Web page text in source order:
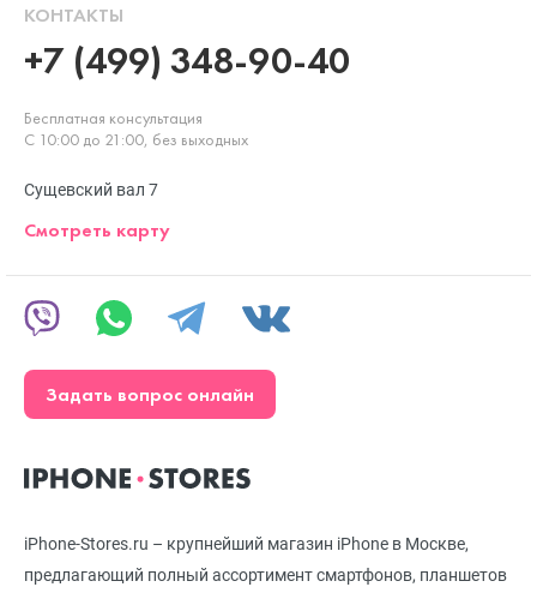
iPhone-Stores.ru – крупнейший магазин iPhone в Москве,
предлагающий полный ассортимент смартфонов, планшетов
КОНТАКТЫ
+7 (499) 348-90-40
Бесплатная консультация
С 10:00 до 21:00, без выходных
Сущевский вал 7
Смотреть карту
Задать вопрос онлайн